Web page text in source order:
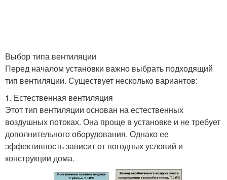
Выбор типа вентиляции
Перед началом установки важно выбрать подходящий
тип вентиляции. Существует несколько вариантов:
1. Естественная вентиляция
Этот тип вентиляции основан на естественных
воздушных потоках. Она проще в установке и не требует
дополнительного оборудования. Однако ее
эффективность зависит от погодных условий и
конструкции дома.